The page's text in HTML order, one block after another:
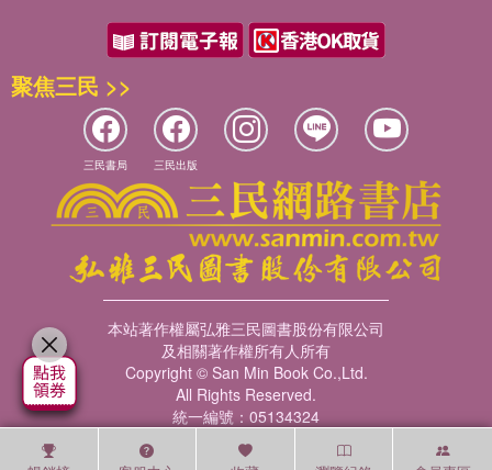
復胖的真相之後，《瘦了，然
後呢？》進一步將視角從體重
延伸到人生，帶領讀者思考減
重路上最重要的課題：當你終
於瘦下來之後，接下來呢？ 本
書從一個最熟悉的起點——減
重出發，帶領讀者回到更深的
提問：為什麼少吃多動，還是
瘦不下來？為什麼好不容易瘦
了，最後卻又回到原點？為什
麼身體像在「反抗」你？ 透過
河馬先生一路減重、復胖、再
出發的故事，以及內分泌科醫
懂的方式帶你
果糖不經過身體代謝循環，直
接直衝肝臟！只需幾個小時，
重脂肪肝，長期惡化就是肝
炎、肝硬化、肝癌。 ▍果糖
「開大門走大路」，奔向糖尿
病 一、讓肝臟壞掉，血糖失
控；二、再也感覺不到「吃飽
了」；三、腸道漏洞，毒素流
竄讓身體發炎；四、細胞的發
電廠被破壞。這四條大路都通
往胰島素阻抗，而終點就是糖
智定時炸彈」 科學家發現
聚焦三民 >>
三民書局 三民出版
本站著作權屬弘雅三民圖書股份有限公司
及相關著作權所有人所有
Copyright © San Min Book Co.,Ltd.
All Rights Reserved.
統一編號：05134324